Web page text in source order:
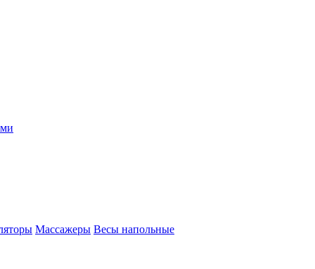
Массажеры Весы напольные